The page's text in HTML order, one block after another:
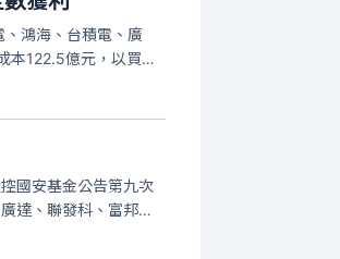
鴻海、台積電、廣
本122.5億元，以買入
1.13億元，合計買賣
國安基金公告第九次
達、聯發科、富邦金
買入台積電七十七．